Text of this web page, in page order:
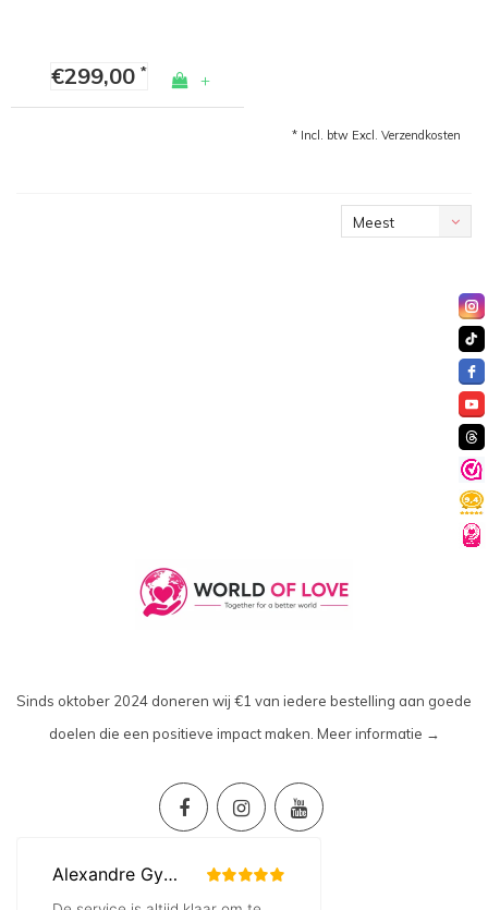
€299,00* +
* Incl. btw Excl. Verzendkosten
Meest
Sinds oktober 2024 doneren wij €1 van iedere bestelling aan goede
doelen die een positieve impact maken. Meer informatie →